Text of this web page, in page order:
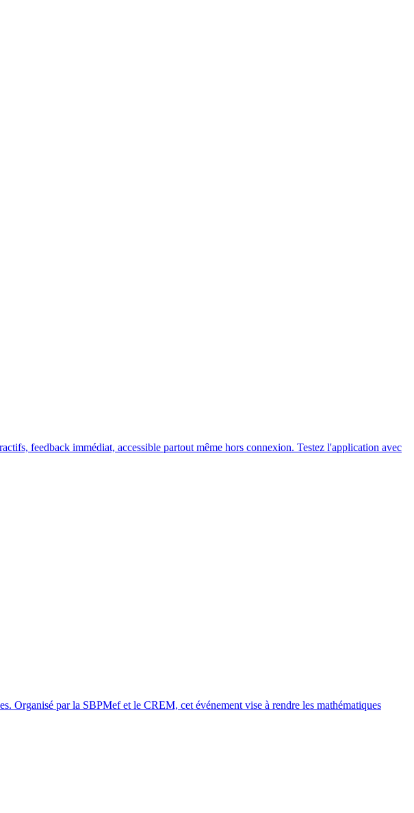
feedback immédiat, accessible partout même hors connexion. Testez l'application avec
Organisé par la SBPMef et le CREM, cet événement vise à rendre les mathématiques